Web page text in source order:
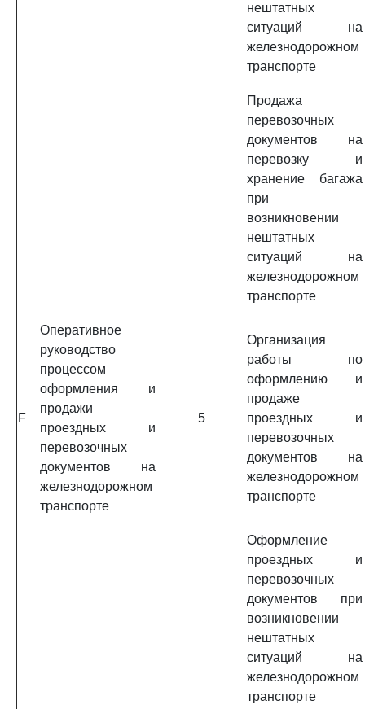
нештатных
ситуаций на
железнодорожном
транспорте
Продажа
перевозочных
документов на
перевозку и
хранение багажа
при
возникновении
нештатных
ситуаций на
железнодорожном
транспорте
F
Оперативное
руководство
процессом
оформления и
продажи
проездных и
перевозочных
документов на
железнодорожном
транспорте
5
Организация
работы по
оформлению и
продаже
проездных и
перевозочных
документов на
железнодорожном
транспорте
Оформление
проездных и
перевозочных
документов при
возникновении
нештатных
ситуаций на
железнодорожном
транспорте